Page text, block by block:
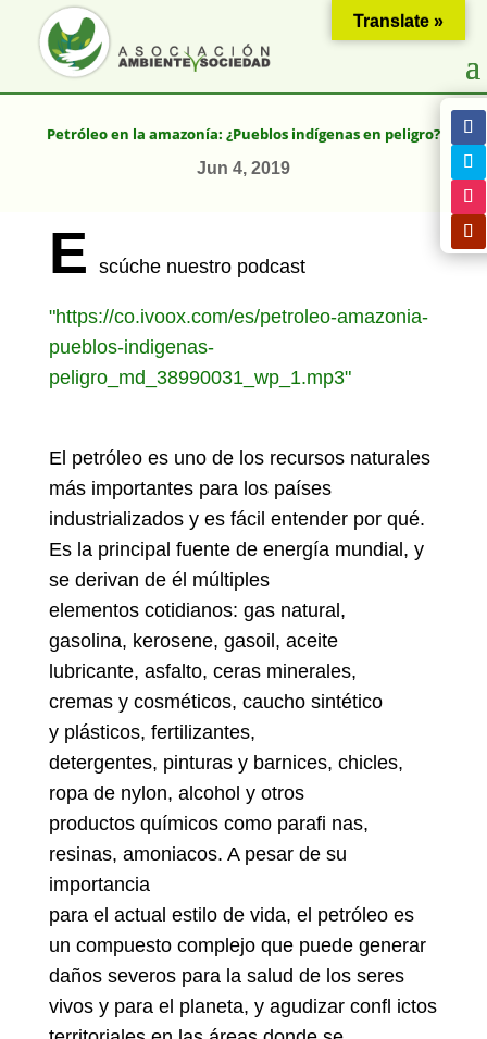
Petróleo en la amazonía: ¿Pueblos indígenas en peligro?
Jun 4, 2019
E scúche nuestro podcast
"https://co.ivoox.com/es/petroleo-amazonia-
pueblos-indigenas-
peligro_md_38990031_wp_1.mp3"
El petróleo es uno de los recursos naturales
más importantes para los países
industrializados y es fácil entender por qué.
Es la principal fuente de energía mundial, y
se derivan de él múltiples
elementos cotidianos: gas natural,
gasolina, kerosene, gasoil, aceite
lubricante, asfalto, ceras minerales,
cremas y cosméticos, caucho sintético
y plásticos, fertilizantes,
detergentes, pinturas y barnices, chicles,
ropa de nylon, alcohol y otros
productos químicos como parafi nas,
resinas, amoniacos. A pesar de su
importancia
para el actual estilo de vida, el petróleo es
un compuesto complejo que puede generar
daños severos para la salud de los seres
vivos y para el planeta, y agudizar confl ictos
Translate »